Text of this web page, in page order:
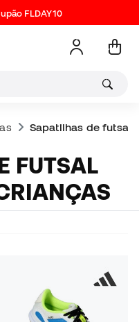
FLDAY10
Sapatilhas de futsal